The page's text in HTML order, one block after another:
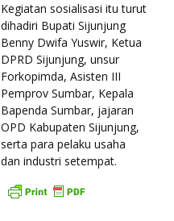
Kegiatan sosialisasi itu turut
dihadiri Bupati Sijunjung
Benny Dwifa Yuswir, Ketua
DPRD Sijunjung, unsur
Forkopimda, Asisten III
Pemprov Sumbar, Kepala
Bapenda Sumbar, jajaran
OPD Kabupaten Sijunjung,
serta para pelaku usaha
dan industri setempat.